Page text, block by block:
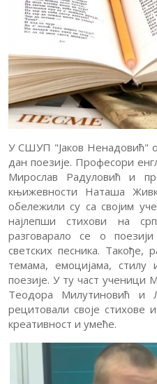
Обавештења
за
Критеријуми
оцењивања
Документа
Јавне
набавке
Контакт
У СШУП "Јаков Ненадовић"
дан поезије. Професори
Мирослав Радуловић и
књижевности Наташа
обележили су са својим
најлепши стихови на
разговарало се о
светских песника. Такође,
темама, емоцијама, стилу
поезије. У ту част
Теодора Милутиновић и
рецитовали своје стихове
креативност и умеће.